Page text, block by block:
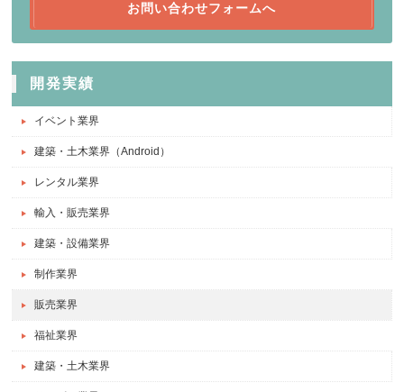
お問い合わせフォームへ
開発実績
イベント業界
建築・土木業界（Android）
レンタル業界
輸入・販売業界
建築・設備業界
制作業界
販売業界
福祉業界
建築・土木業界